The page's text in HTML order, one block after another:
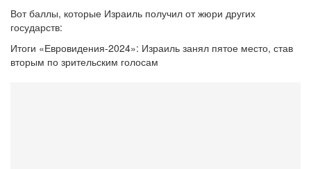
Вот баллы, которые Израиль получил от жюри других
государств:
Итоги «Евровидения-2024»: Израиль занял пятое место, став
вторым по зрительским голосам